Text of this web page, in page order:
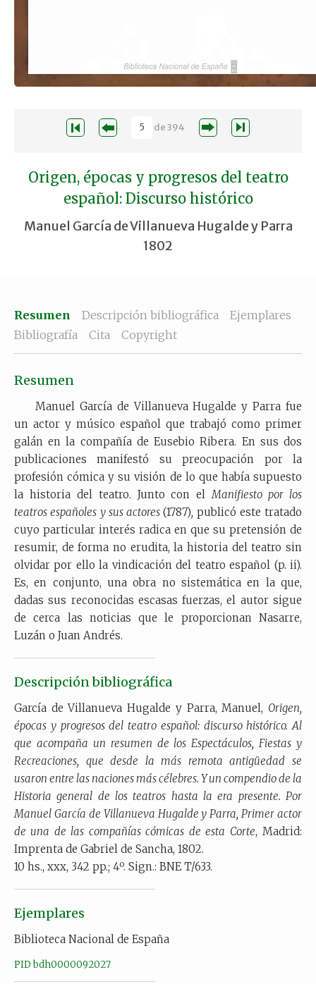
de394
Origen, épocas y progresos del teatro
español: Discurso histórico
Manuel García de Villanueva Hugalde y Parra
1802
Resumen Descripción bibliográfica
Ejemplares
Bibliografía
Cita Copyright
Resumen
Manuel García de Villanueva Hugalde y Parra fue
un actor y músico español que trabajó como primer
galán en la compañía de Eusebio Ribera. En sus dos
publicaciones manifestó su preocupación por la
profesión cómica y su visión de lo que había supuesto
la historia del teatro. Junto con el Manifiesto por los
teatros españoles y sus actores(1787), publicó este tratado
cuyo particular interés radica en que su pretensión de
resumir, de forma no erudita, la historia del teatro sin
olvidar por ello la vindicación del teatro español (p. ii).
Es, en conjunto, una obra no sistemática en la que,
dadas sus reconocidas escasas fuerzas, el autor sigue
de cerca las noticias que le proporcionan Nasarre,
Luzán o Juan Andrés.
Descripción bibliográfica
García de Villanueva Hugalde y Parra, Manuel, Origen,
épocas y progresos del teatro español: discurso histórico. Al
que acompaña un resumen de los Espectáculos, Fiestas y
Recreaciones, que desde la más remota antigüedad se
usaron entre las naciones más célebres. Y un compendio de la
Historia general de los teatros hasta la era presente. Por
Manuel García de Villanueva Hugalde y Parra, Primer actor
de una de las compañías cómicas de esta Corte, Madrid:
Imprenta de Gabriel de Sancha, 1802.
10 hs., xxx, 342 pp.; 4º. Sign.: BNE T/633.
Ejemplares
Biblioteca Nacional de España
PID bdh0000092027